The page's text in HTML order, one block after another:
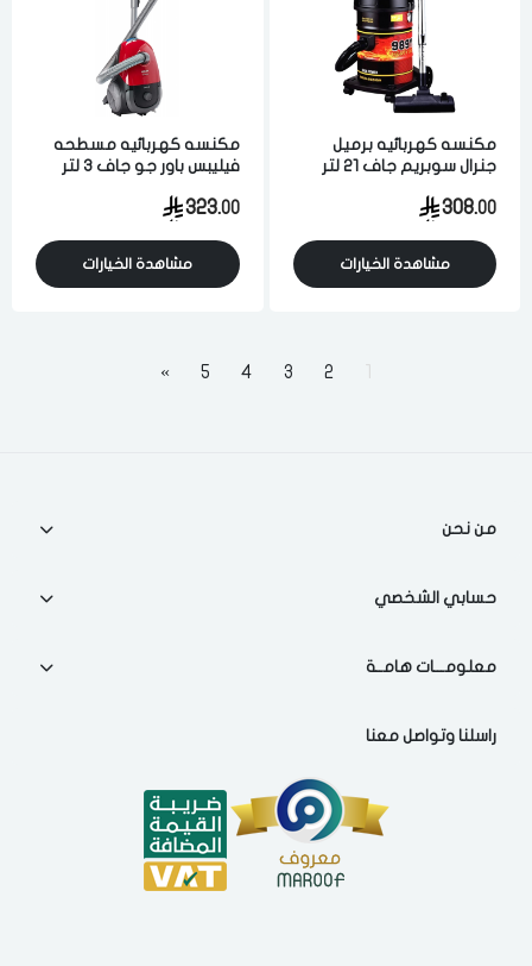
مكنسه كهربائيه برميل
جنرال سوبريم جاف 21 لتر
والاوساخ احمر
308.00
مشاهدة الخيارات
مكنسه كهربائيه مسطحه
فيليبس باور جو جاف 3 لتر
323.00
مشاهدة الخيارات
2
3
4
5
»
من نحن
حسابي الشخصي
معلومـــات هامــة
راسلنا وتواصل معنا